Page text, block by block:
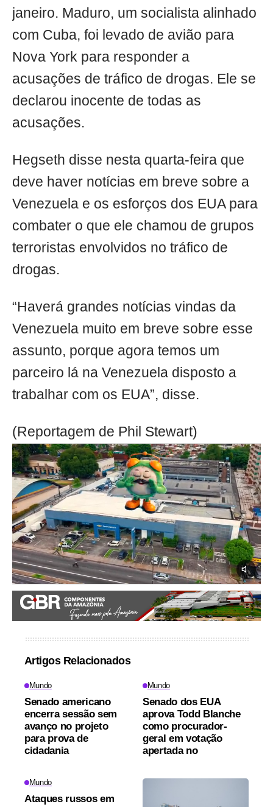
janeiro. Maduro, um socialista alinhado
com Cuba, foi levado de avião para
Nova York para responder a
acusações de tráfico de drogas. Ele se
declarou inocente de todas as
acusações.
Hegseth disse nesta quarta-feira que
deve haver notícias em breve sobre a
Venezuela e os esforços dos EUA para
combater o que ele chamou de grupos
terroristas envolvidos no tráfico de
drogas.
“Haverá grandes notícias vindas da
Venezuela muito em breve sobre esse
assunto, porque agora temos um
parceiro lá na Venezuela disposto a
trabalhar com os EUA”, disse.
(Reportagem de Phil Stewart)
Artigos Relacionados
Mundo
Senado americano
encerra sessão sem
avanço no projeto
para prova de
cidadania
Mundo
Senado dos EUA
aprova Todd Blanche
como procurador-
geral em votação
apertada no
Mundo
Ataques russos em